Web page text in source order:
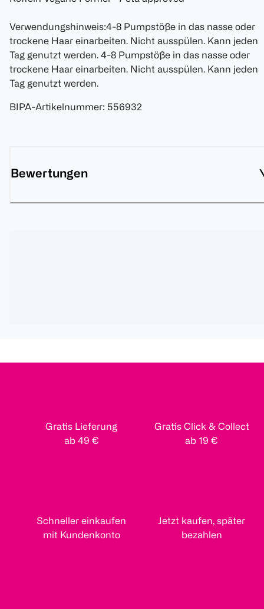
Verwendungshinweis:4-8 Pumpstöße in das nasse oder
trockene Haar einarbeiten. Nicht ausspülen. Kann jeden
Tag genutzt werden. 4-8 Pumpstöße in das nasse oder
trockene Haar einarbeiten. Nicht ausspülen. Kann jeden
Tag genutzt werden.
BIPA-Artikelnummer: 556932
Bewertungen
Gratis Lieferung
ab 49 €
Gratis Click & Collect
ab 19 €
Schneller einkaufen
mit Kundenkonto
Jetzt kaufen, später
bezahlen